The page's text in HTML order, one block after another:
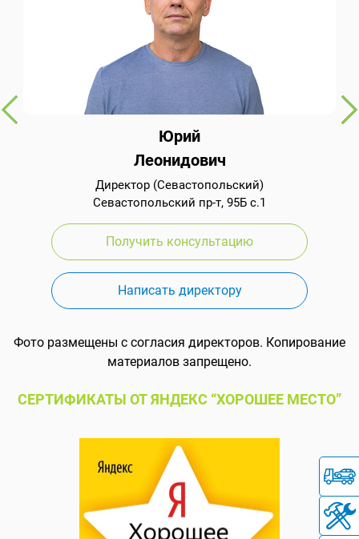
Юрий
Леонидович
Директор (Севастопольский)
Севастопольский пр-т, 95Б с.1
Получить консультацию
Написать директору
Фото размещены с согласия директоров. Копирование
материалов запрещено.
СЕРТИФИКАТЫ ОТ ЯНДЕКС “ХОРОШЕЕ МЕСТО”